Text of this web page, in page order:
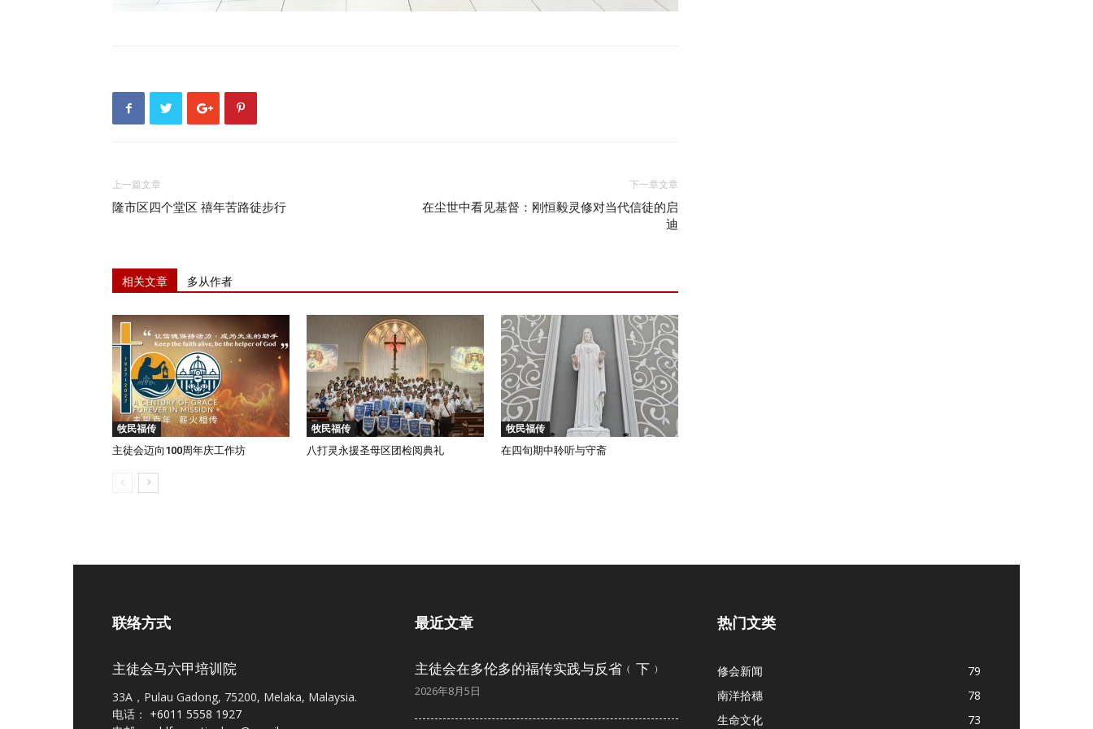
上一篇文章
隆市区四个堂区 禧年苦路徒步行
下一章文章
在尘世中看见基督：刚恒毅灵修对当代信徒的启
迪
相关文章 多从作者
牧民福传
主徒会迈向100周年庆工作坊
牧民福传
八打灵永援圣母区团检阅典礼
牧民福传
在四旬期中聆听与守斋
联络方式
主徒会马六甲培训院
33A，Pulau Gadong, 75200, Melaka, Malaysia.
电话： +6011 5558 1927
最近文章
主徒会在多伦多的福传实践与反省﹙下﹚
2026年8月5日
热门文类
修会新闻
79
南洋拾穗
78
生命文化
73